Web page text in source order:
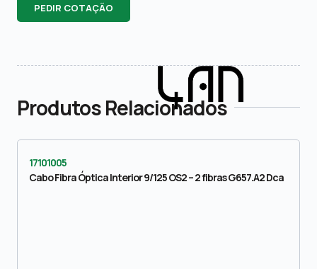
PEDIR COTAÇÃO
Produtos Relacionados
17101005
Cabo Fibra Óptica Interior 9/125 OS2 – 2 fibras G657.A2 Dca